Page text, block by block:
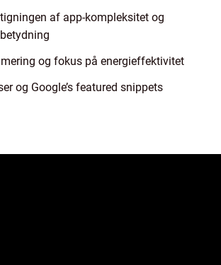
af app-kompleksitet og
og fokus på energieffektivitet
og Google’s featured snippets